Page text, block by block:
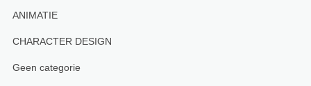
ANIMATIE
CHARACTER DESIGN
Geen categorie